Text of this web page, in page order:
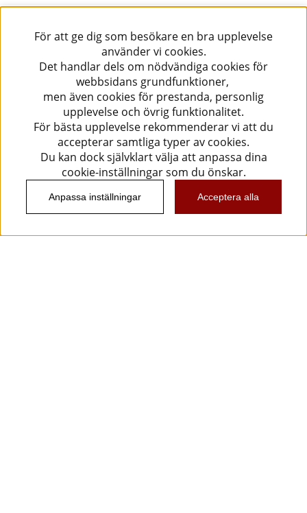
För att ge dig som besökare en bra upplevelse
använder vi cookies.
Det handlar dels om nödvändiga cookies för
webbsidans grundfunktioner,
men även cookies för prestanda, personlig
upplevelse och övrig funktionalitet.
För bästa upplevelse rekommenderar vi att du
accepterar samtliga typer av cookies.
Du kan dock självklart välja att anpassa dina
cookie-inställningar som du önskar.
Anpassa inställningar Acceptera alla